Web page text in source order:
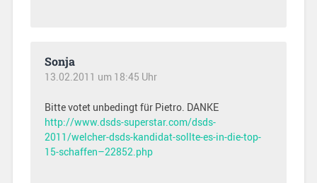
Sonja
13.02.2011 um 18:45 Uhr
Bitte votet unbedingt für Pietro. DANKE
http://www.dsds-superstar.com/dsds-
2011/welcher-dsds-kandidat-sollte-es-in-die-top-
15-schaffen–22852.php